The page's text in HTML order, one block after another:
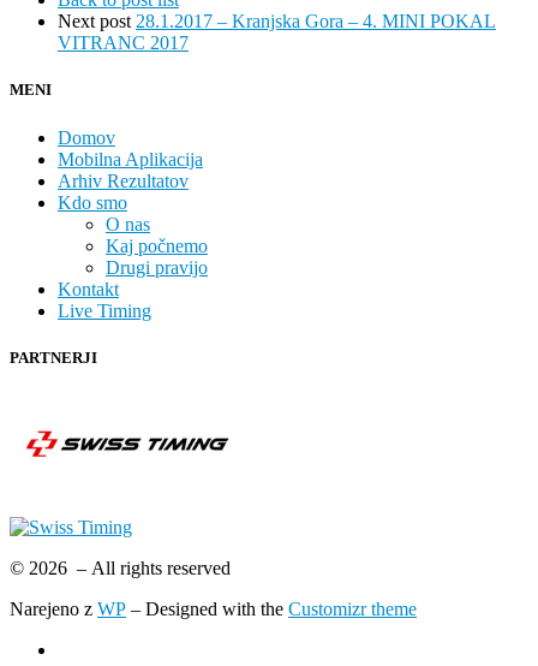
Next post 28.1.2017 – Kranjska Gora – 4. MINI POKAL
VITRANC 2017
MENI
Domov
Mobilna Aplikacija
Arhiv Rezultatov
Kdo smo
O nas
Kaj počnemo
Drugi pravijo
Kontakt
Live Timing
PARTNERJI
© 2026 – All rights reserved
Narejeno z WP – Designed with the Customizr theme